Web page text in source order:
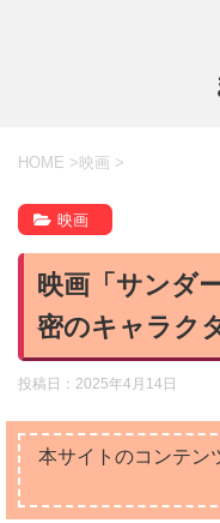
HOME > 映画 >
映画
映画「サンダ
密のキャラク
投稿日： 2025年4月14日
本サイトのコンテン